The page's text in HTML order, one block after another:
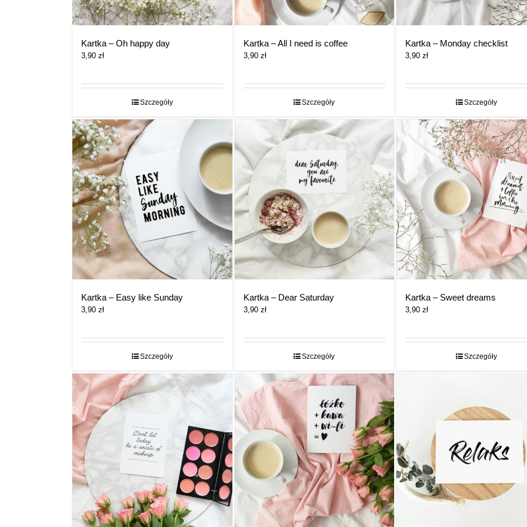
Kartka – Oh happy day
3,90 zł
Szczegóły
Kartka – All I need is coffee
3,90 zł
Szczegóły
Kartka – Monday checklist
3,90 zł
Szczegóły
Kartka – Easy like Sunday
3,90 zł
Szczegóły
Kartka – Dear Saturday
3,90 zł
Szczegóły
Kartka – Sweet dreams
3,90 zł
Szczegóły